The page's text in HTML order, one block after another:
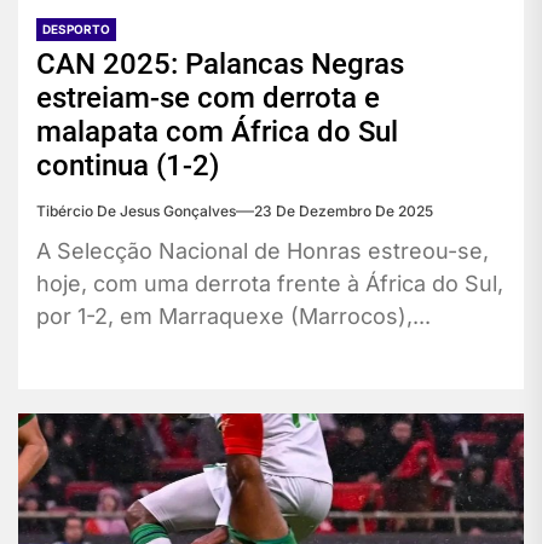
DESPORTO
CAN 2025: Palancas Negras
estreiam-se com derrota e
malapata com África do Sul
continua (1-2)
Tibércio De Jesus Gonçalves 23 De Dezembro De 2025
A Selecção Nacional de Honras estreou-se,
hoje, com uma derrota frente à África do Sul,
por 1-2, em Marraquexe (Marrocos),...